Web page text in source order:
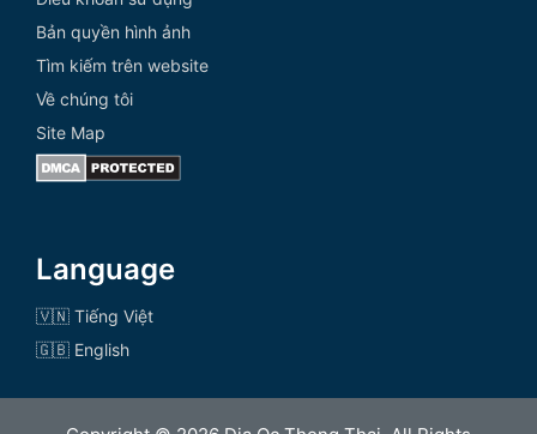
Bản quyền hình ảnh
Tìm kiếm trên website
Về chúng tôi
Site Map
Language
🇻🇳 Tiếng Việt
🇬🇧 English